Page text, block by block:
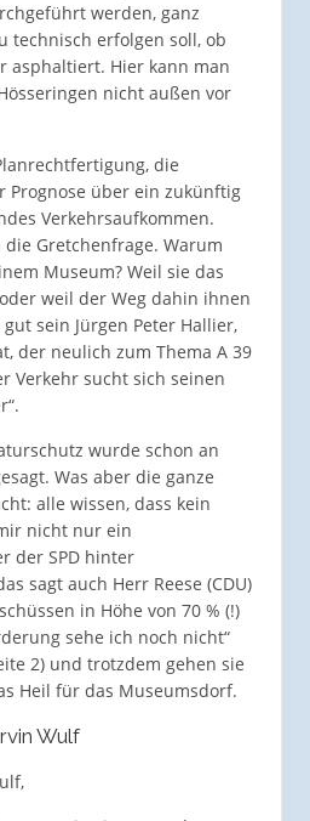
werden, ganz
technisch erfolgen soll, ob
asphaltiert. Hier kann man
nicht außen vor
die
Prognose über ein zukünftig
Verkehrsaufkommen.
Gretchenfrage. Warum
Museum? Weil sie das
weil der Weg dahin ihnen
sein Jürgen Peter Hallier,
der neulich zum Thema A 39
Verkehr sucht sich seinen
wurde schon an
Was aber die ganze
alle wissen, dass kein
nicht nur ein
der SPD hinter
sagt auch Herr Reese (CDU)
in Höhe von 70 % (!)
sehe ich noch nicht“
2) und trotzdem gehen sie
Heil für das Museumsdorf.
Wulf